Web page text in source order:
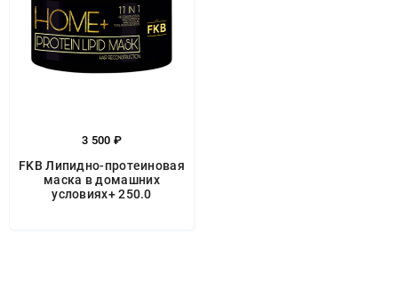
3 500 ₽
FKB Липидно-протеиновая
маска в домашних
условиях+ 250.0